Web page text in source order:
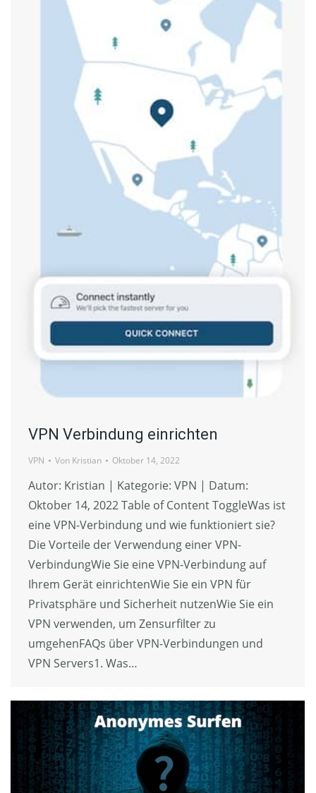
VPN Verbindung einrichten
VPN Von Kristian Oktober 14, 2022
Autor: Kristian | Kategorie: VPN | Datum:
Oktober 14, 2022 Table of Content ToggleWas ist
eine VPN-Verbindung und wie funktioniert sie?
Die Vorteile der Verwendung einer VPN-
VerbindungWie Sie eine VPN-Verbindung auf
Ihrem Gerät einrichtenWie Sie ein VPN für
Privatsphäre und Sicherheit nutzenWie Sie ein
VPN verwenden, um Zensurfilter zu
umgehenFAQs über VPN-Verbindungen und
VPN Servers1. Was…